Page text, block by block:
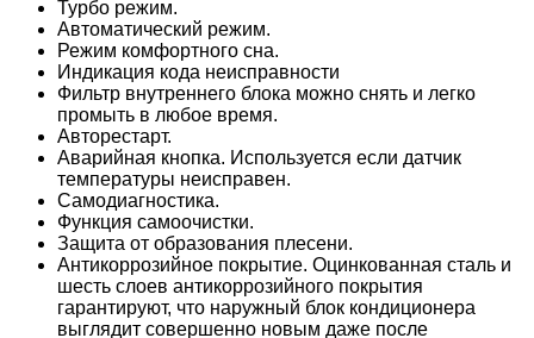
Турбо режим.
Автоматический режим.
Режим комфортного сна.
Индикация кода неисправности
Фильтр внутреннего блока можно снять и легко
промыть в любое время.
Авторестарт.
Аварийная кнопка. Используется если датчик
температуры неисправен.
Самодиагностика.
Функция самоочистки.
Защита от образования плесени.
Антикоррозийное покрытие. Оцинкованная сталь и
шесть слоев антикоррозийного покрытия
гарантируют, что наружный блок кондиционера
выглядит совершенно новым даже после